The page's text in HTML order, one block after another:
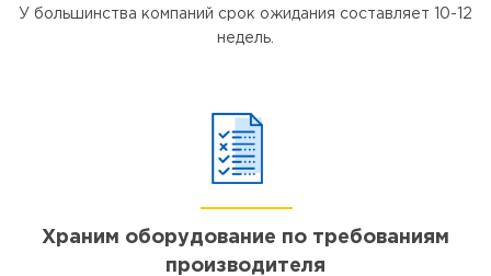
У большинства компаний срок ожидания составляет 10-12
недель.
Храним оборудование по требованиям
производителя